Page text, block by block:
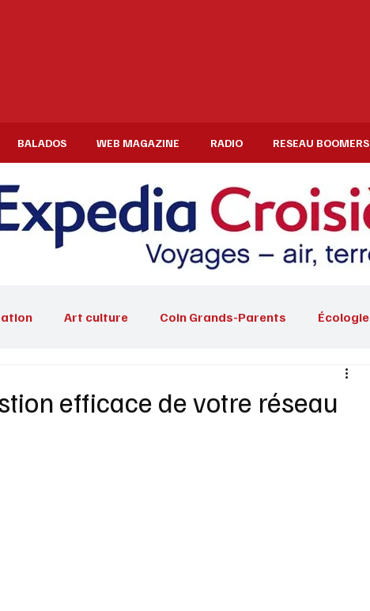
BALADOS WEB MAGAZINE RADIO RESEAU BOOMERS
Art culture Coin Grands-Parents Écologie
Voyages
efficace de votre réseau